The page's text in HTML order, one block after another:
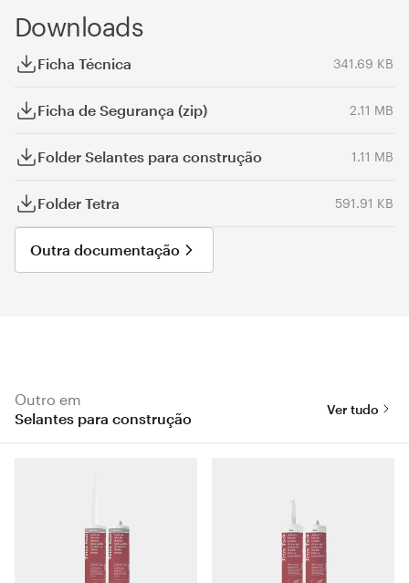
Downloads
Ficha Técnica 341.69 KB
Ficha de Segurança (zip) 2.11 MB
Folder Selantes para construção 1.11 MB
Folder Tetra 591.91 KB
Outra documentação
Outro em
Selantes para construção
Ver tudo